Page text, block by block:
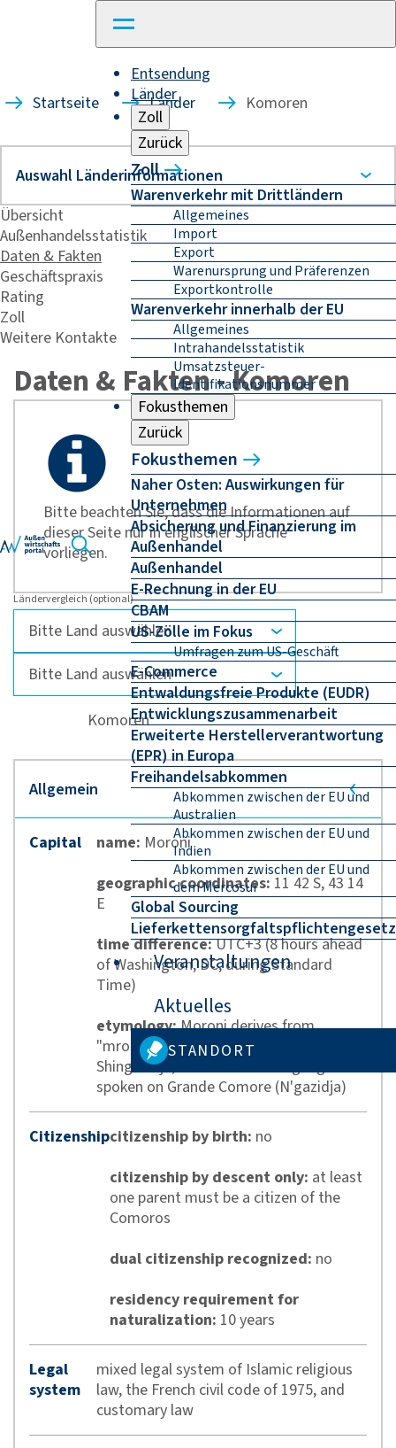
Entsendung
Länder
Zoll
Zurück
Zoll
Warenverkehr mit Drittländern
Allgemeines
Import
Export
Warenursprung und Präferenzen
Exportkontrolle
Warenverkehr innerhalb der EU
Allgemeines
Intrahandelsstatistik
Umsatzsteuer-
Identifikationsnummer
Fokusthemen
Zurück
Fokusthemen
Naher Osten: Auswirkungen für
Unternehmen
Absicherung und Finanzierung im
Außenhandel
Außenhandel
E-Rechnung in der EU
CBAM
US-Zölle im Fokus
Umfragen zum US-Geschäft
E-Commerce
Entwaldungsfreie Produkte (EUDR)
Entwicklungszusammenarbeit
Erweiterte Herstellerverantwortung
(EPR) in Europa
Freihandelsabkommen
Abkommen zwischen der EU und
Australien
Abkommen zwischen der EU und
Indien
Abkommen zwischen der EU und
dem Mercosur
Global Sourcing
Lieferkettensorgfaltspflichtengesetz
Veranstaltungen
Aktuelles
STANDORT
Startseite Länder Komoren
Übersicht
Außenhandelsstatistik
Daten & Fakten
Geschäftspraxis
Rating
Zoll
Weitere Kontakte
Daten & Fakten - Komoren
Bitte beachten Sie, dass die Informationen auf
dieser Seite nur in englischer Sprache
vorliegen.
Ländervergleich (optional)
Komoren
Capital name: Moroni
geographic coordinates: 11 42 S, 43 14
E
time difference:UTC+3 (8 hours ahead
of Washington, DC, during Standard
Time)
etymology:Moroni derives from
"mroni," which means "at the river" in
Shingazidja, the Comorian language
spoken on Grande Comore (N'gazidja)
Citizenshipcitizenship by birth: no
citizenship by descent only: at least
one parent must be a citizen of the
Comoros
dual citizenship recognized: no
residency requirement for
naturalization: 10 years
Legal
system
mixed legal system of Islamic religious
law, the French civil code of 1975, and
customary law